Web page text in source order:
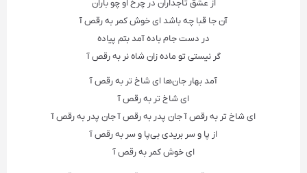
از عشق تاجداران در چرخ او چو باران
آن جا قبا چه باشد ای خوش کمر به رقص آ
در دست جام باده آمد بتم پیاده
گر نیستی تو ماده زان شاه نر به رقص آ
آمد بهار جان‌ها ای شاخ تر به رقص آ
ای شاخ تر به رقص آ
ای شاخ تر به رقص آ جان پدر به رقص آ جان پدر به رقص آ
از پا و سر بریدی بی‌پا و سر به رقص آ
ای خوش کمر به رقص آ